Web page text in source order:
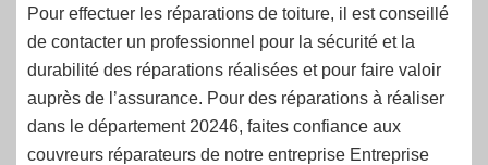
Pour effectuer les réparations de toiture, il est conseillé
de contacter un professionnel pour la sécurité et la
durabilité des réparations réalisées et pour faire valoir
auprès de l’assurance. Pour des réparations à réaliser
dans le département 20246, faites confiance aux
couvreurs réparateurs de notre entreprise Entreprise